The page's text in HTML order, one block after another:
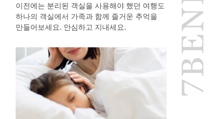
이전에는 분리된 객실을 사용해야 했던 여행도
하나의 객실에서 가족과 함께 즐거운 추억을
만들어보세요. 안심하고 지내세요.